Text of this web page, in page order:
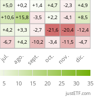
-6,7 +4,2 -10,2 -3,4 -11,5 -4,7
+4,2 +3,3 -2,7 -21,6 -20,4 -12,4
+10,6 +15,8 -3,5 +2,2 -4,1 +8,5
+5,0 +0,2 +1,4 +4,7 -2,3 +4,9
5 10 15 20 25 30 35
jul. ago. sept. oct. nov. dic.
justETF.com